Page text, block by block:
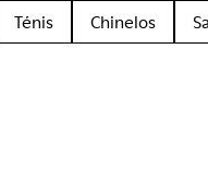
Ténis Chinelos